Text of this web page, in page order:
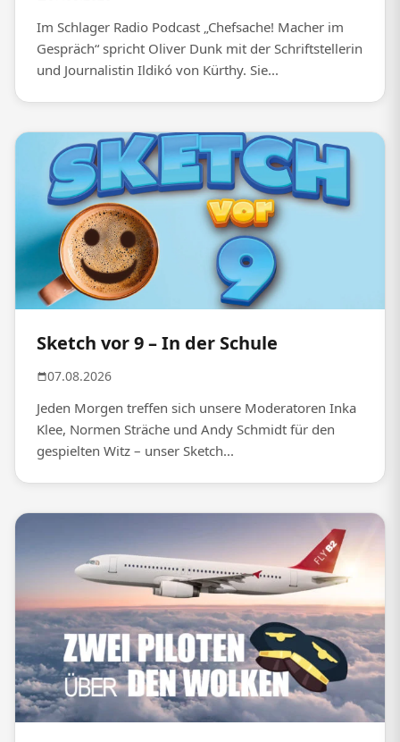
Im Schlager Radio Podcast „Chefsache! Macher im
Gespräch“ spricht Oliver Dunk mit der Schriftstellerin
und Journalistin Ildikó von Kürthy. Sie...
Sketch vor 9 – In der Schule
07.08.2026
Jeden Morgen treffen sich unsere Moderatoren Inka
Klee, Normen Sträche und Andy Schmidt für den
gespielten Witz – unser Sketch...